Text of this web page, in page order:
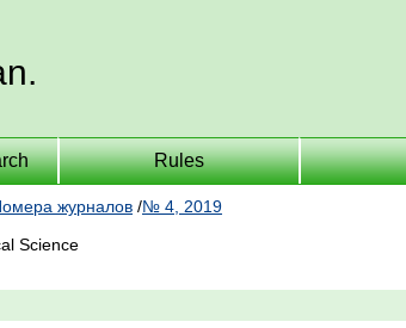
Rules
журналов /№ 4, 2019
Science